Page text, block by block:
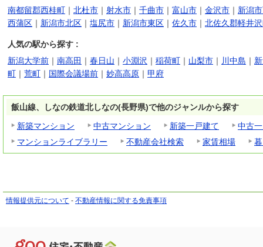
南都留郡西桂町 ｜ 北杜市 ｜ 射水市 ｜ 千曲市 ｜ 富山市 ｜ 金沢市 ｜ 新潟
西蒲区 ｜ 新潟市北区 ｜ 塩尻市 ｜ 新潟市東区 ｜ 佐久市 ｜ 北佐久郡軽井
人気の駅から探す :
新潟大学前 ｜ 南高田 ｜ 春日山 ｜ 小淵沢 ｜ 稲荷町 ｜ 山梨市 ｜ 川中島 ｜
町 ｜ 荒町 ｜ 国際会議場前 ｜ 妙高高原 ｜ 甲府
飯山線、しなの鉄道北しなの(長野県)で他のジャンルから探す
新築マンション
中古マンション 新築一戸建て
中古
マンションライブラリー
不動産会社検索 家賃相場
情報提供元について - 不動産情報に関する免責事項